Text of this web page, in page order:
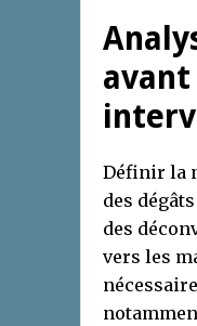
Définir la
des
des
vers les